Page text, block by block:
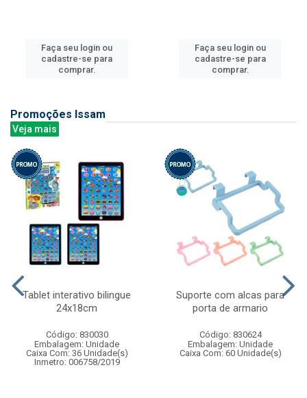
Faça seu login ou
cadastre-se para
comprar.
Faça seu login ou
cadastre-se para
comprar.
Promoções Issam
Veja mais
Tablet interativo bilingue
24x18cm
Código: 830030
Embalagem: Unidade
Caixa Com: 36 Unidade(s)
Inmetro: 006758/2019
Suporte com alcas para
porta de armario
Código: 830624
Embalagem: Unidade
Caixa Com: 60 Unidade(s)